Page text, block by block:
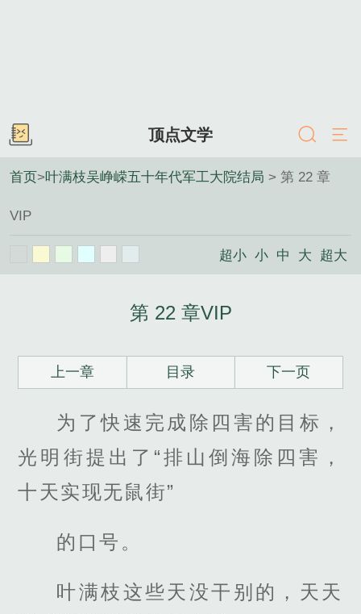
顶点文学
首页>叶满枝吴峥嵘五十年代军工大院结局 > 第 22 章
VIP
超小 小 中 大 超大
第 22 章VIP
上一章 目录 下一页
为了快速完成除四害的目标，
光明街提出了“排山倒海除四害，
十天实现无鼠街”
的口号。
叶满枝这些天没干别的，天天